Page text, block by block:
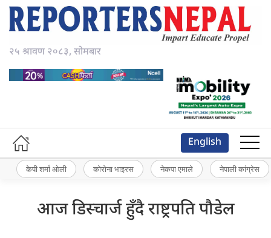
२५ श्रावण २०८३, सोमबार
English
केपी शर्मा ओली कोरोना भाइरस नेकपा एमाले नेपाली कांग्रेस
आज डिस्चार्ज हुँदै राष्ट्रपति पौडेल